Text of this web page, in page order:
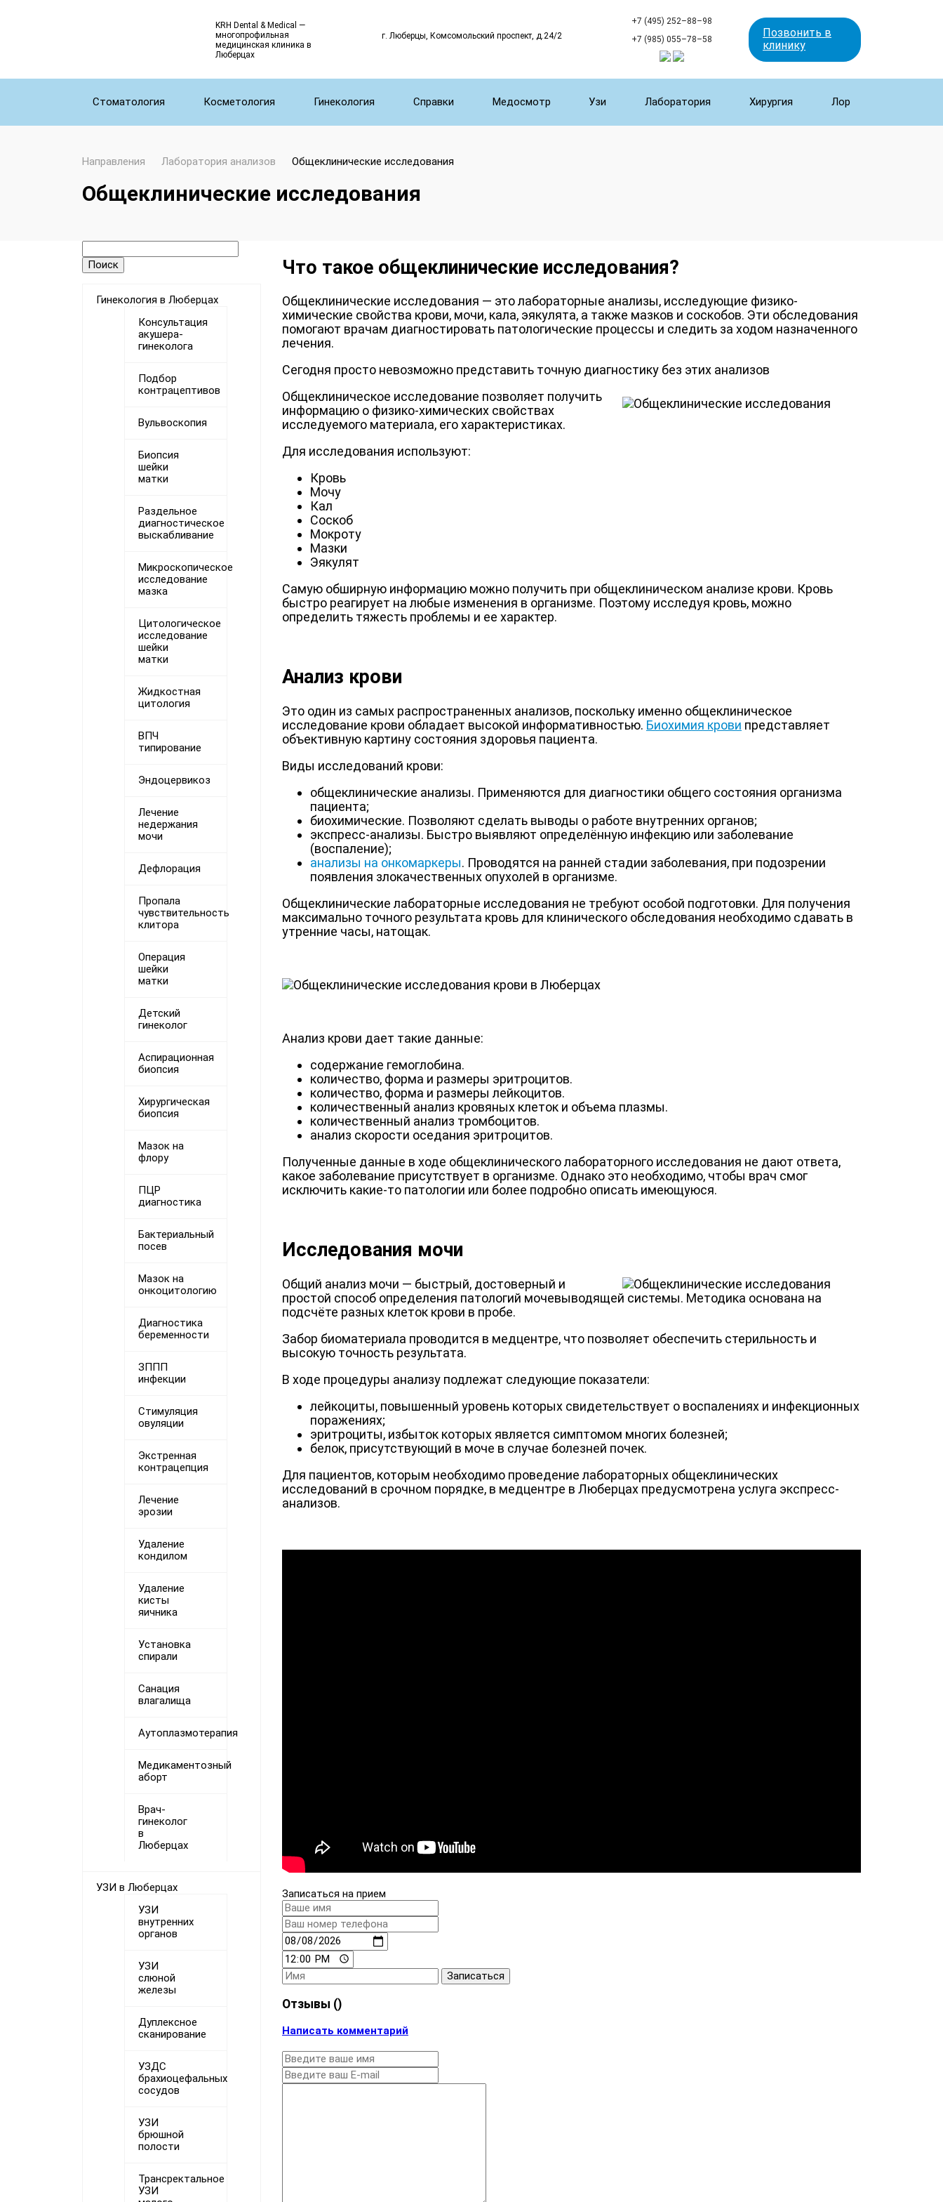
KRH Dental & Medical —
многопрофильная
медицинская клиника в
Люберцах
г. Люберцы, Комсомольский проспект, д.24/2
+7 (495) 252–88–98
+7 (985) 055–78–58
Позвонить в
клинику
Стоматология Косметология Гинекология Справки Медосмотр Узи Лаборатория Хирургия Лор
Направления Лаборатория анализов Общеклинические исследования
Общеклинические исследования
Гинекология в Люберцах
Консультация
акушера-
гинеколога
Подбор
контрацептивов
Вульвоскопия
Биопсия
шейки
матки
Раздельное
диагностическое
выскабливание
Микроскопическое
исследование
мазка
Цитологическое
исследование
шейки
матки
Жидкостная
цитология
ВПЧ
типирование
Эндоцервикоз
Лечение
недержания
мочи
Дефлорация
Пропала
чувствительность
клитора
Операция
шейки
матки
Детский
гинеколог
Аспирационная
биопсия
Хирургическая
биопсия
Мазок на
флору
ПЦР
диагностика
Бактериальный
посев
Мазок на
онкоцитологию
Диагностика
беременности
ЗППП
инфекции
Стимуляция
овуляции
Экстренная
контрацепция
Лечение
эрозии
Удаление
кондилом
Удаление
кисты
яичника
Установка
спирали
Санация
влагалища
Аутоплазмотерапия
Медикаментозный
аборт
Врач-
гинеколог
в
Люберцах
УЗИ в Люберцах
УЗИ
внутренних
органов
УЗИ
слюной
железы
Дуплексное
сканирование
УЗДС
брахиоцефальных
сосудов
УЗИ
брюшной
полости
Трансректальное
УЗИ
Что такое общеклинические исследования?
Общеклинические исследования — это лабораторные анализы, исследующие физико-
химические свойства крови, мочи, кала, эякулята, а также мазков и соскобов. Эти обследования
помогают врачам диагностировать патологические процессы и следить за ходом назначенного
лечения.
Сегодня просто невозможно представить точную диагностику без этих анализов
Общеклиническое исследование позволяет получить
информацию о физико-химических свойствах
исследуемого материала, его характеристиках.
Для исследования используют:
Кровь
Мочу
Кал
Соскоб
Мокроту
Мазки
Эякулят
Самую обширную информацию можно получить при общеклиническом анализе крови. Кровь
быстро реагирует на любые изменения в организме. Поэтому исследуя кровь, можно
определить тяжесть проблемы и ее характер.
Анализ крови
Это один из самых распространенных анализов, поскольку именно общеклиническое
исследование крови обладает высокой информативностью. Биохимия крови представляет
объективную картину состояния здоровья пациента.
Виды исследований крови:
общеклинические анализы. Применяются для диагностики общего состояния организма
пациента;
биохимические. Позволяют сделать выводы о работе внутренних органов;
экспресс-анализы. Быстро выявляют определённую инфекцию или заболевание
(воспаление);
анализы на онкомаркеры. Проводятся на ранней стадии заболевания, при подозрении
появления злокачественных опухолей в организме.
Общеклинические лабораторные исследования не требуют особой подготовки. Для получения
максимально точного результата кровь для клинического обследования необходимо сдавать в
утренние часы, натощак.
Анализ крови дает такие данные:
содержание гемоглобина.
количество, форма и размеры эритроцитов.
количество, форма и размеры лейкоцитов.
количественный анализ кровяных клеток и объема плазмы.
количественный анализ тромбоцитов.
анализ скорости оседания эритроцитов.
Полученные данные в ходе общеклинического лабораторного исследования не дают ответа,
какое заболевание присутствует в организме. Однако это необходимо, чтобы врач смог
исключить какие-то патологии или более подробно описать имеющуюся.
Исследования мочи
Общий анализ мочи — быстрый, достоверный и
простой способ определения патологий мочевыводящей системы. Методика основана на
подсчёте разных клеток крови в пробе.
Забор биоматериала проводится в медцентре, что позволяет обеспечить стерильность и
высокую точность результата.
В ходе процедуры анализу подлежат следующие показатели:
лейкоциты, повышенный уровень которых свидетельствует о воспалениях и инфекционных
поражениях;
эритроциты, избыток которых является симптомом многих болезней;
белок, присутствующий в моче в случае болезней почек.
Для пациентов, которым необходимо проведение лабораторных общеклинических
исследований в срочном порядке, в медцентре в Люберцах предусмотрена услуга экспресс-
анализов.
Записаться на прием
Записаться
Отзывы ()
Написать комментарий